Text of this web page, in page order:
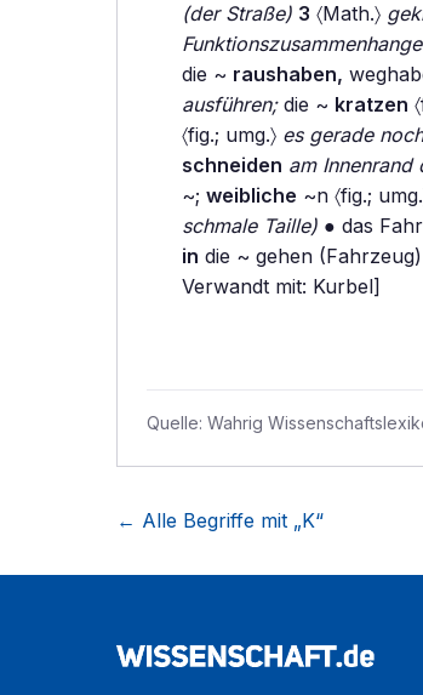
(der Straße) 3 〈Math.〉
die ~ raushaben,
ausführen;die ~ kratzen
〈fig.; umg.〉 es gerade
schneiden am Innenrand
~; weibliche ~n 〈fig.;
schmale Taille) ● das
in die ~ gehen
Verwandt mit: Kurbel]
Quelle: Wahrig
← Alle Begriffe mit „K“